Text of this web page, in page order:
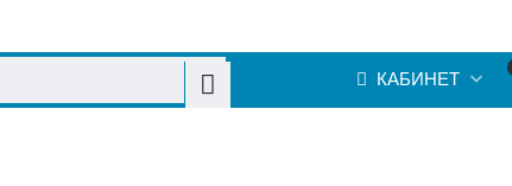
КАБИНЕТ